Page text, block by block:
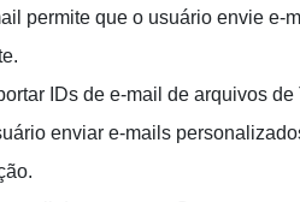
permite que o usuário envie
IDs de e-mail de arquivos de
enviar e-mails